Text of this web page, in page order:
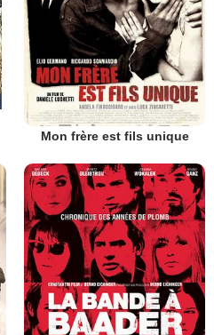
Mon frère est fils unique